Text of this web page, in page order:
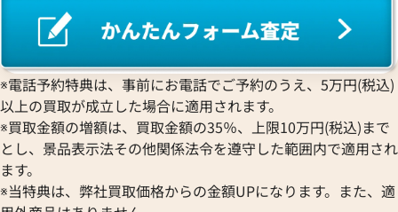
※電話予約特典は、事前にお電話でご予約のうえ、5万円(税込)
以上の買取が成立した場合に適用されます。
※買取金額の増額は、買取金額の35％、上限10万円(税込)まで
とし、景品表示法その他関係法令を遵守した範囲内で適用され
ます。
※当特典は、弊社買取価格からの金額UPになります。また、適